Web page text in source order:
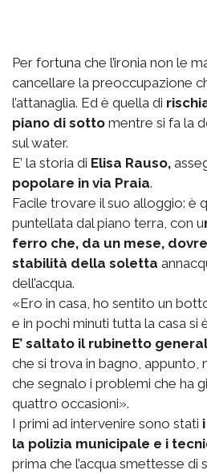
Per fortuna che l’ironia non le
cancellare la preoccupazione
l’attanaglia. Ed è quella di
piano di sotto mentre si fa la
sul water.
E’ la storia di Elisa Rauso,
popolare in via Praia.
Facile trovare il suo alloggio: è
puntellata dal piano terra, con u
ferro che, da un mese,
stabilità della soletta
dell’acqua.
«Ero in casa, ho sentito un
e in pochi minuti tutta la casa si
E’ saltato il rubinetto
che si trova in bagno, appunto,
che segnalo i problemi che ha
quattro occasioni».
I primi ad intervenire sono stati
la polizia municipale e i
prima che l’acqua smettesse di